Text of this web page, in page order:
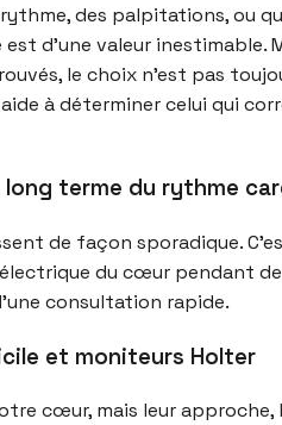
des palpitations, ou
d’une valeur inestimable.
le choix n’est pas
à déterminer celui qui
terme du rythme
de façon sporadique.
du cœur pendant
consultation rapide.
et moniteurs Holter
cœur, mais leur